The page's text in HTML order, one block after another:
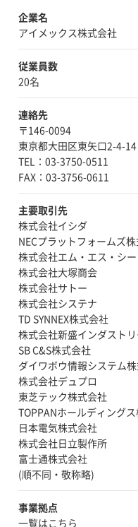
の日からすぐ
工場での入出
に、無償提供
機能の変更や
スタマイズで
ニューをBW-
別売の通信ソ
業部までお気
企業名
アイメックス株式会社
従業員数
20名
連絡先
〒146-0094
東京都大田区東矢口2-4-14
TEL：03-3750-0511
主要取引先
株式会社イシダ
NECプラットフォームズ
株式会社エム・エス・シー
株式会社大塚商会
株式会社サトー
株式会社システナ
TD SYNNEX株式会社
株式会社新盛インダスト
SB C&S株式会社
ダイワボウ情報システム
株式会社デュプロ
東芝テック株式会社
TOPPANホールディング
日本電気株式会社
株式会社日立製作所
富士通株式会社
(順不同・敬称略)
事業拠点
一覧はこちら